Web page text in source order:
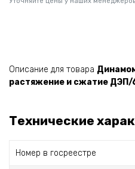
Описание для товара
растяжение и сжатие
Технические
Номер в госреестре